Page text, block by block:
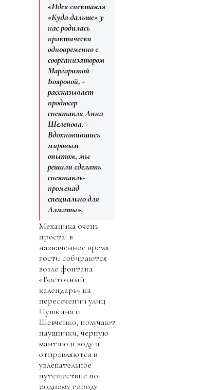
«Идея спектакля
«Куда дальше» у
нас родилась
практически
одновременно с
соорганизатором
Маргаритой
Бояровой, -
рассказывает
продюсер
спектакля Анна
Шелепова. -
Вдохновившись
мировым
опытом, мы
решили сделать
спектакль-
променад
специально для
Алматы».
Механика очень
проста: в
назначенное время
гости собираются
возле фонтана
«Восточный
календарь» на
пересечении улиц
Пушкина и
Шевченко, получают
наушники, черную
мантию и воду и
отправляются в
увлекательное
путешествие по
родному городу